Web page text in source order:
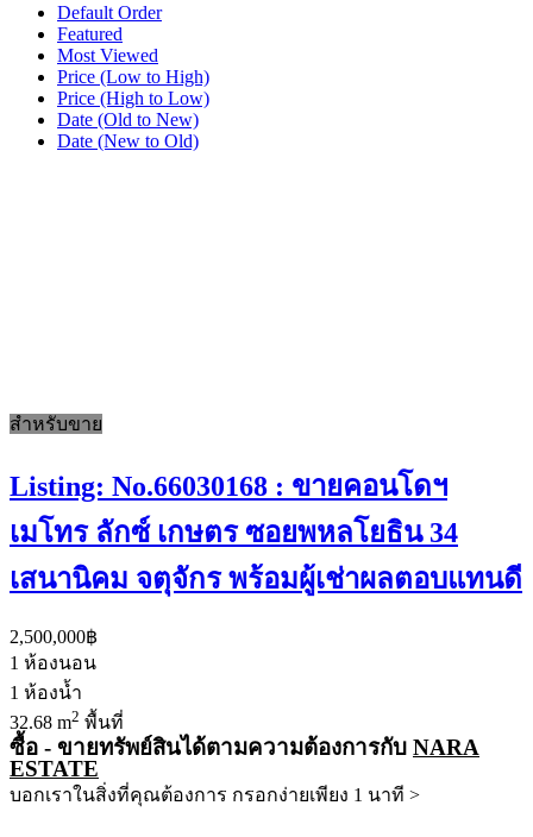
Default Order
Featured
Most Viewed
Price (Low to High)
Price (High to Low)
Date (Old to New)
Date (New to Old)
สำหรับขาย
Listing: No.66030168 : ขายคอนโดฯ
เมโทร ลักซ์ เกษตร ซอยพหลโยธิน 34
เสนานิคม จตุจักร พร้อมผู้เช่าผลตอบแทนดี
2,500,000฿
1 ห้องนอน
1 ห้องน้ำ
32.68 m2 พื้นที่
ซื้อ - ขายทรัพย์สินได้ตามความต้องการกับ NARA
ESTATE
บอกเราในสิ่งที่คุณต้องการ กรอกง่ายเพียง 1 นาที >